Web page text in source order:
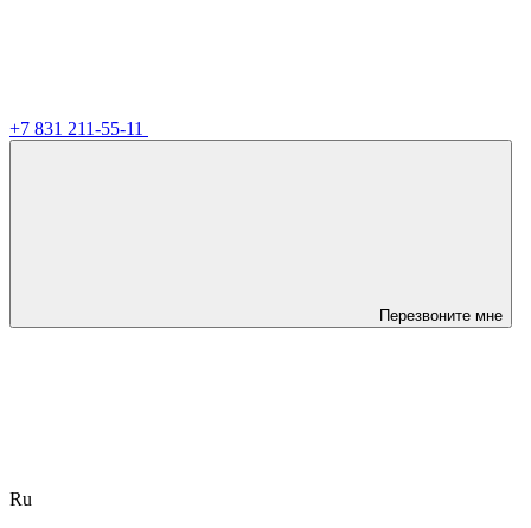
+7 831 211-55-11
Перезвоните мне
Ru